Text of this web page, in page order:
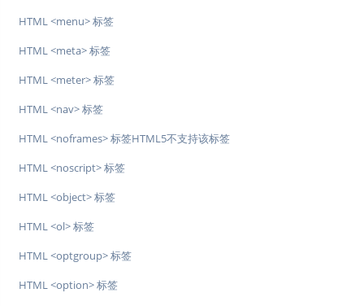
HTML <menu> 标签
HTML <meta> 标签
HTML <meter> 标签
HTML <nav> 标签
HTML <noframes> 标签HTML5不支持该标签
HTML <noscript> 标签
HTML <object> 标签
HTML <ol> 标签
HTML <optgroup> 标签
HTML <option> 标签